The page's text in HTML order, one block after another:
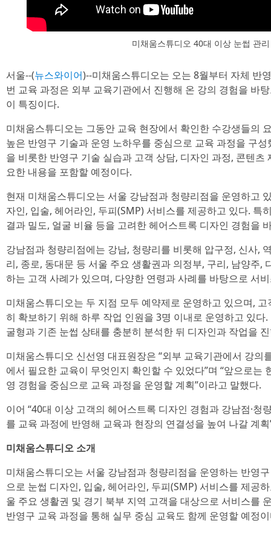
미채움스튜디오 40대 이상 눈썹 관
서울--(뉴스와이어)--미채움스튜디오는 오는 8월부터 자체 반
번 교육 과정은 외부 교육기관에서 진행해 온 강의 경험을 바
이 특징이다.
미채움스튜디오는 그동안 교육 현장에서 확인한 수강생들의
높은 반영구 기술과 운영 노하우를 중심으로 교육 과정을 구
을 비롯한 반영구 기술 실습과 고객 상담, 디자인 과정, 콘텐
요한 내용을 포함할 예정이다.
현재 미채움스튜디오는 서울 강남점과 청량리점을 운영하고
자인, 입술, 헤어라인, 두피(SMP) 서비스를 제공하고 있다. 특
결과 밀도, 얼굴 비율 등을 고려한 헤어스트록 디자인 경험을
강남점과 청량리점에는 강남, 청량리를 비롯해 압구정, 신사,
리, 종로, 동대문 등 서울 주요 생활권과 의정부, 구리, 남양주,
하는 고객 사례가 있으며, 다양한 연령과 사례를 바탕으로 서
미채움스튜디오는 두 지점 모두 예약제로 운영하고 있으며,
히 확보하기 위해 하루 작업 인원을 3명 이내로 운영하고 있
굴형과 기존 눈썹 상태를 충분히 분석한 뒤 디자인과 작업을
미채움스튜디오 신선영 대표원장은 “외부 교육기관에서 강의
에서 필요한 교육이 무엇인지 확인할 수 있었다”며 “앞으로는
영 경험을 중심으로 교육 과정을 운영할 계획”이라고 말했다.
이어 “40대 이상 고객의 헤어스트록 디자인 경험과 강남점·청
를 교육 과정에 반영해 교육과 현장의 연결성을 높여 나갈 계
미채움스튜디오 소개
미채움스튜디오는 서울 강남점과 청량리점을 운영하는 반영
으로 눈썹 디자인, 입술, 헤어라인, 두피(SMP) 서비스를 제공
울 주요 생활권 및 경기 북부 지역 고객을 대상으로 서비스를
반영구 교육 과정을 통해 실무 중심 교육도 함께 운영할 예정